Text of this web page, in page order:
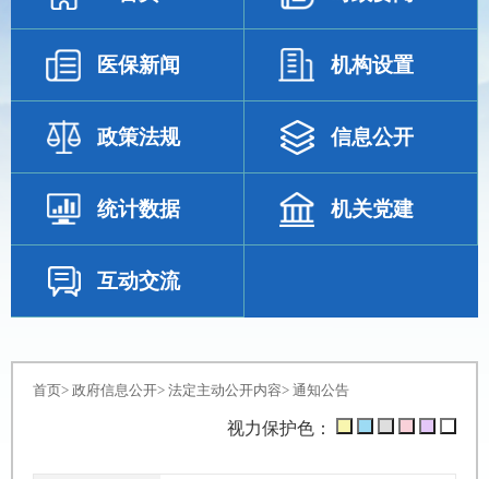
医保新闻 机构设置
政策法规 信息公开
统计数据 机关党建
互动交流
首页> 政府信息公开> 法定主动公开内容> 通知公告
视力保护色：